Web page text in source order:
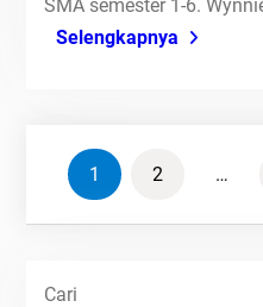
SMA semester 1-6.
Selengkapnya
Paginasi
pos
1 2 …
Cari